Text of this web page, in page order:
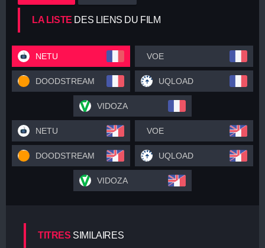
LA LISTE DES LIENS DU FILM
NETU VOE
DOODSTREAM UQLOAD
VIDOZA
NETU VOE
DOODSTREAM UQLOAD
VIDOZA
TITRES SIMILAIRES